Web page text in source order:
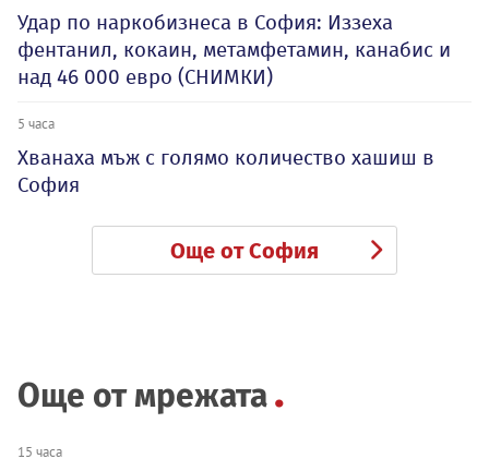
Удар по наркобизнеса в София: Иззеха
фентанил, кокаин, метамфетамин, канабис и
над 46 000 евро (СНИМКИ)
5 часа
Хванаха мъж с голямо количество хашиш в
София
Още от София
Още от мрежата
15 часа